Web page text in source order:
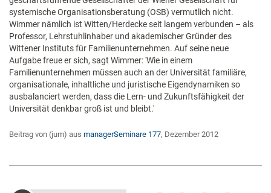
systemische Organisationsberatung (OSB) vermutlich nicht.
Wimmer nämlich ist Witten/Herdecke seit langem verbunden – als
Professor, Lehrstuhlinhaber und akademischer Gründer des
Wittener Instituts für Familienunternehmen. Auf seine neue
Aufgabe freue er sich, sagt Wimmer: 'Wie in einem
Familienunternehmen müssen auch an der Universität familiäre,
organisationale, inhaltliche und juristische Eigendynamiken so
ausbalanciert werden, dass die Lern- und Zukunftsfähigkeit der
Universität denkbar groß ist und bleibt.'
Beitrag von (jum) aus managerSeminare 177, Dezember 2012